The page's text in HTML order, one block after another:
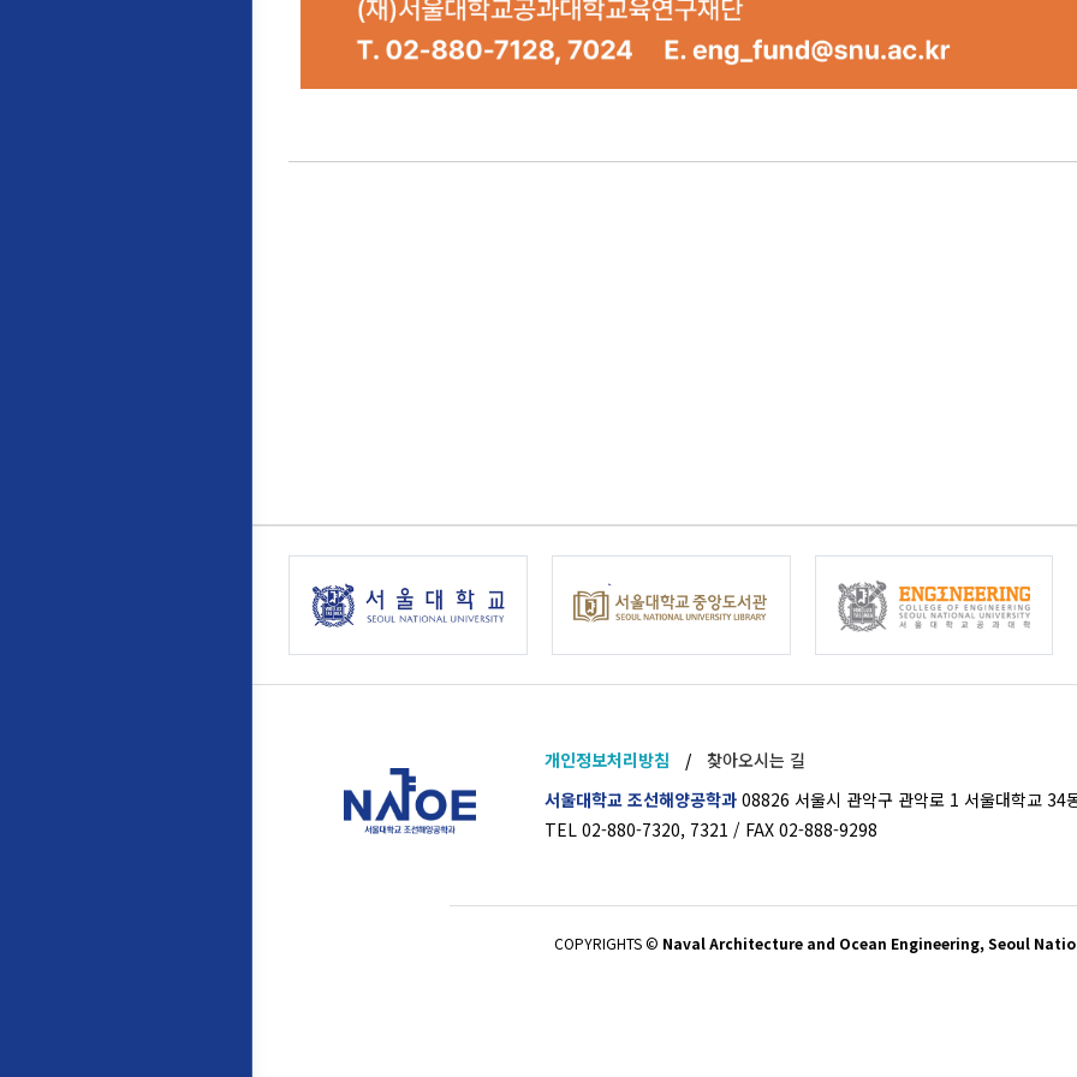
개인정보처리방침 /
찾아오시는 길
서울대학교 조선해양공학과 08826 서울시 관악구 관악로 1 서울대학교 34
TEL 02-880-7320, 7321 / FAX 02-888-9298
COPYRIGHTS © Naval Architecture and Ocean Engineering, Seoul